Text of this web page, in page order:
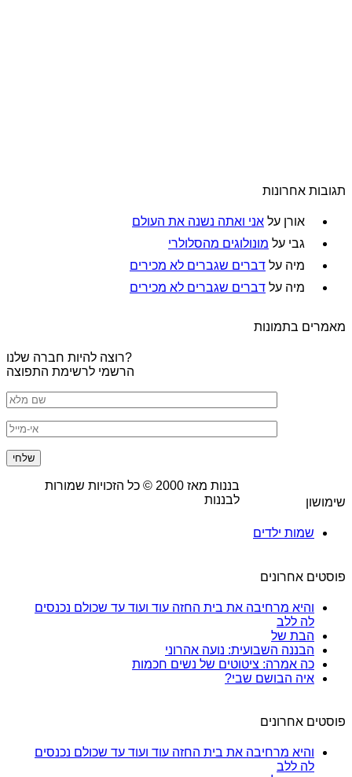
תגובות אחרונות
אורן על אני ואתה נשנה את העולם
גבי על מונולוגים מהסלולרי
מיה על דברים שגברים לא מכירים
מיה על דברים שגברים לא מכירים
מאמרים בתמונות
רוצה להיות חברה שלנו?
הרשמי לרשימת התפוצה
שימושון
שמות ילדים
פוסטים אחרונים
והיא מרחיבה את בית החזה עוד ועוד עד שכולם נכנסים
לה ללב
הבת של
הבננה השבועית: נועה אהרוני
כה אמרה: ציטוטים של נשים חכמות
איה הבושם שבי?
פוסטים אחרונים
והיא מרחיבה את בית החזה עוד ועוד עד שכולם נכנסים
לה ללב
בננות מאז2000 © כל הזכויות שמורות
לבננות